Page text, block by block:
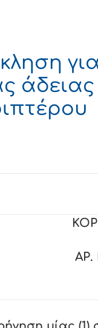
άδειας